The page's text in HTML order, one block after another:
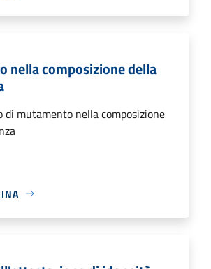
nella composizione della
di mutamento nella composizione